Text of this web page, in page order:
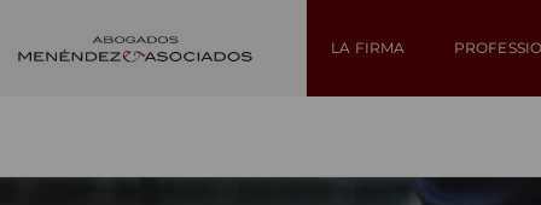
LA FIRMA